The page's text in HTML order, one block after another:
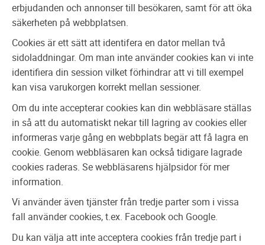
erbjudanden och annonser till besökaren, samt för att öka
säkerheten på webbplatsen.
Cookies är ett sätt att identifera en dator mellan två
sidoladdningar. Om man inte använder cookies kan vi inte
identifiera din session vilket förhindrar att vi till exempel
kan visa varukorgen korrekt mellan sessioner.
Om du inte accepterar cookies kan din webbläsare ställas
in så att du automatiskt nekar till lagring av cookies eller
informeras varje gång en webbplats begär att få lagra en
cookie. Genom webbläsaren kan också tidigare lagrade
cookies raderas. Se webbläsarens hjälpsidor för mer
information.
Vi använder även tjänster från tredje parter som i vissa
fall använder cookies, t.ex. Facebook och Google.
Du kan välja att inte acceptera cookies från tredje part i